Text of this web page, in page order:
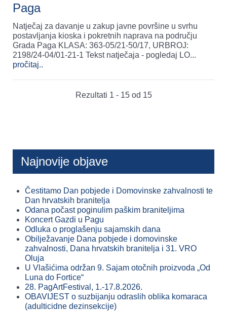
Paga
Natječaj za davanje u zakup javne površine u svrhu
postavljanja kioska i pokretnih naprava na području
Grada Paga KLASA: 363-05/21-50/17, URBROJ:
2198/24-04/01-21-1 Tekst natječaja - pogledaj LO...
pročitaj..
Rezultati 1 - 15 od 15
Najnovije objave
Čestitamo Dan pobjede i Domovinske zahvalnosti te
Dan hrvatskih branitelja
Odana počast poginulim paškim braniteljima
Koncert Gazdi u Pagu
Odluka o proglašenju sajamskih dana
Obilježavanje Dana pobjede i domovinske
zahvalnosti, Dana hrvatskih branitelja i 31. VRO
Oluja
U Vlašićima održan 9. Sajam otočnih proizvoda „Od
Luna do Fortice“
28. PagArtFestival, 1.-17.8.2026.
OBAVIJEST o suzbijanju odraslih oblika komaraca
(adulticidne dezinsekcije)